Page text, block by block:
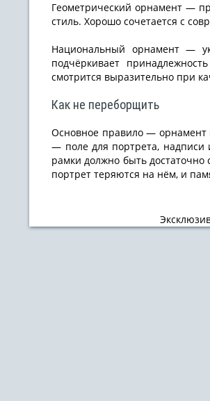
Геометрический орнамент —
стиль. Хорошо сочетается с
Национальный орнамент —
подчёркивает
смотрится выразительно при
Как не переборщить
Основное правило — орнамент
— поле для портрета, надписи
рамки должно быть достаточно
портрет теряются на нём, и